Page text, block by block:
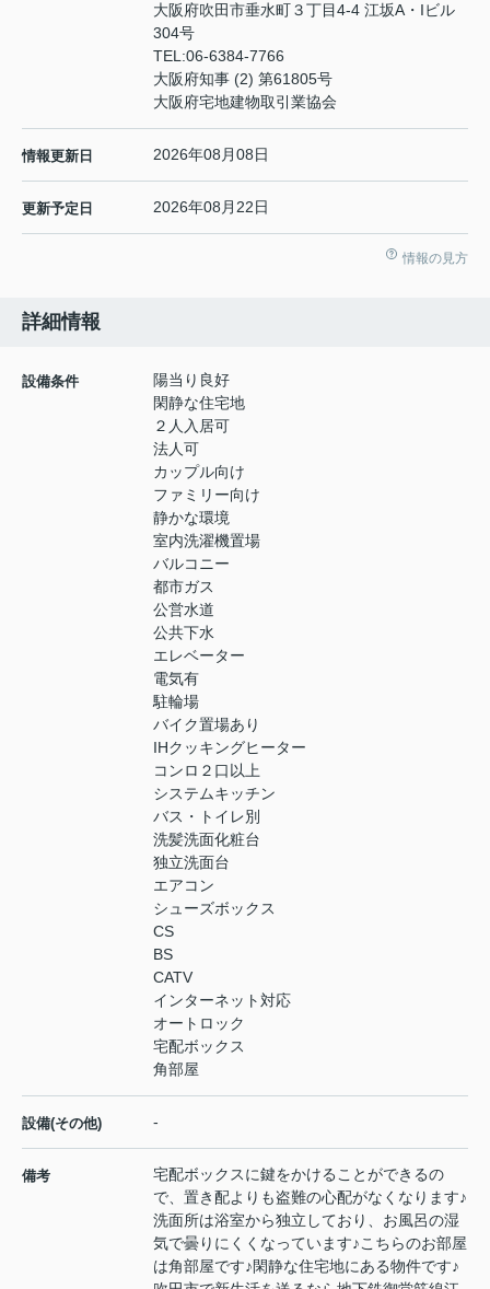
大阪府吹田市垂水町３丁目4-4 江坂A・Iビル
304号
TEL:06-6384-7766
大阪府知事 (2) 第61805号
大阪府宅地建物取引業協会
情報更新日 2026年08月08日
更新予定日 2026年08月22日
情報の見方
詳細情報
設備条件
陽当り良好
閑静な住宅地
２人入居可
法人可
カップル向け
ファミリー向け
静かな環境
室内洗濯機置場
バルコニー
都市ガス
公営水道
公共下水
エレベーター
電気有
駐輪場
バイク置場あり
IHクッキングヒーター
コンロ２口以上
システムキッチン
バス・トイレ別
洗髪洗面化粧台
独立洗面台
エアコン
シューズボックス
CS
BS
CATV
インターネット対応
オートロック
宅配ボックス
角部屋
設備(その他) -
備考
宅配ボックスに鍵をかけることができるの
で、置き配よりも盗難の心配がなくなります♪
洗面所は浴室から独立しており、お風呂の湿
気で曇りにくくなっています♪こちらのお部屋
は角部屋です♪閑静な住宅地にある物件です♪